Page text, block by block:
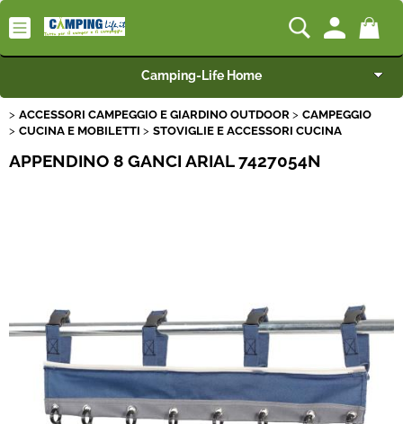
Camping-Life Home
Articoli per Camper e Caravan
Articoli per Furgonati e Van
Nautica
ACCESSORI CAMPEGGIO E GIARDINO OUTDOOR
CAMPEGGIO
CUCINA E MOBILETTI
STOVIGLIE E ACCESSORI CUCINA
APPENDINO 8 GANCI ARIAL 7427054N